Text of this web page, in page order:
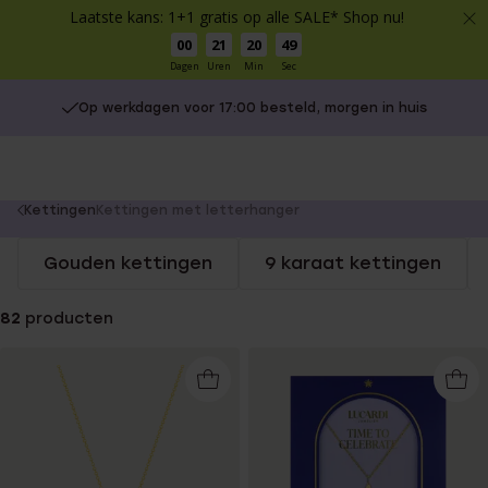
Laatste kans: 1+1 gratis op alle SALE* Shop nu!
00
Dagen
21
Uren
20
Min
48
Sec
Op werkdagen voor 17:00 besteld, morgen in huis
You
here:
Kettingen Kettingen met letterhanger
Gouden kettingen 9 karaat kettingen
82 producten